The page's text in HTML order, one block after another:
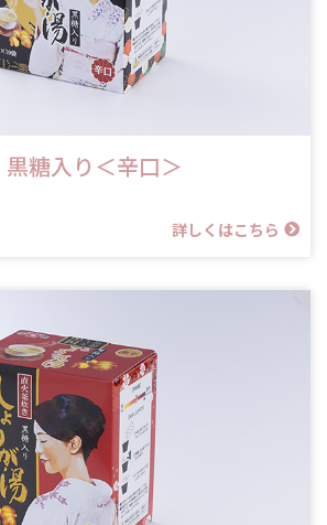
糖入り＜辛口＞
詳しくはこちら